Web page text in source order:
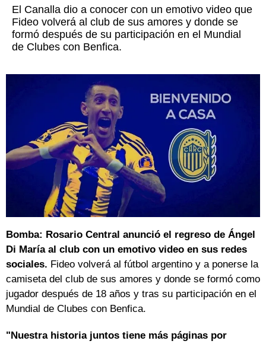
El Canalla dio a conocer con un emotivo video que
Fideo volverá al club de sus amores y donde se
formó después de su participación en el Mundial
de Clubes con Benfica.
Bomba: Rosario Central anunció el regreso de Ángel
Di María al club con un emotivo video en sus redes
sociales. Fideo volverá al fútbol argentino y a ponerse la
camiseta del club de sus amores y donde se formó como
jugador después de 18 años y tras su participación en el
Mundial de Clubes con Benfica.
"Nuestra historia juntos tiene más páginas por